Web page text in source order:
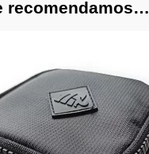
recomendamos…